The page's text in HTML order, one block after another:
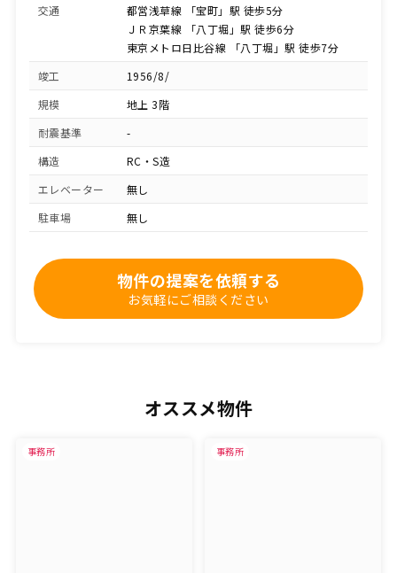
交通
都営浅草線 「宝町」駅 徒歩5分
ＪＲ京葉線 「八丁堀」駅 徒歩6分
東京メトロ日比谷線 「八丁堀」駅 徒歩7分
竣工
1956/8/
規模
地上 3階
耐震基準
-
構造
RC・S造
エレベーター
無し
駐車場
無し
物件の提案を依頼する
お気軽にご相談ください
オススメ物件
事務所 事務所